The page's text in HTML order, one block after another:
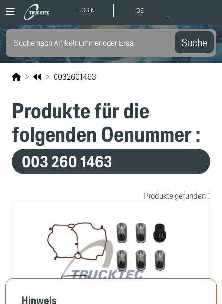
LOGIN DE
Suche
0032601463
Produkte für die
folgenden Oenummer :
003 260 1463
Produkte gefunden 1
Hinweis